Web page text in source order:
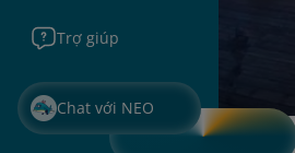
Trợ giúp
Chat với NEO